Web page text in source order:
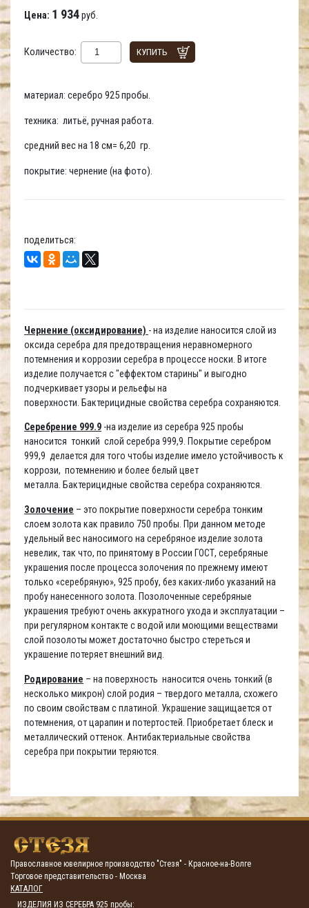
Цена: 1 934руб.
Количество: КУПИТЬ
материал: серебро 925 пробы.
техника: литьё, ручная работа.
средний вес на 18 см= 6,20 гр.
покрытие: чернение (на фото).
поделиться:
Чернение (оксидирование) - на изделие наносится слой из
оксида серебра для предотвращения неравномерного
потемнения и коррозии серебра в процессе носки. В итоге
изделие получается с "еффектом старины" и выгодно
подчеркивает узоры и рельефы на
поверхности. Бактерицидные свойства серебра сохраняются.
Серебрение 999.9 -на изделие из серебра 925 пробы
наносится тонкий слой серебра 999,9. Покрытие серебром
999,9 делается для того чтобы изделие имело устойчивость к
коррози, потемнению и более белый цвет
металла. Бактерицидные свойства серебра сохраняются.
Золочение – это покрытие поверхности серебра тонким
слоем золота как правило 750 пробы. При данном методе
удельный вес наносимого на серебряное изделие золота
невелик, так что, по принятому в России ГОСТ, серебряные
украшения после процесса золочения по прежнему имеют
только «серебряную», 925 пробу, без каких-либо указаний на
пробу нанесенного золота. Позолоченные серебряные
украшения требуют очень аккуратного ухода и эксплуатации –
при регулярном контакте с водой или моющими веществами
слой позолоты может достаточно быстро стереться и
украшение потеряет внешний вид.
Родирование – на поверхность наносится очень тонкий (в
несколько микрон) слой родия – твердого металла, схожего
по своим свойствам с платиной. Украшение защищается от
потемнения, от царапин и потертостей. Приобретает блеск и
металлический оттенок. Антибактериальные свойства
серебра при покрытии теряются.
Православное ювелирное производство "Стезя" - Красное-на-Волге
Торговое представительство - Москва
КАТАЛОГ
ИЗДЕЛИЯ ИЗ СЕРЕБРА 925 пробы: